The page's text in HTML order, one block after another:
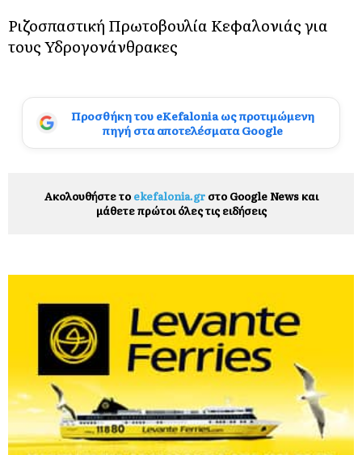
Ριζοσπαστική Πρωτοβουλία Κεφαλονιάς για
τους Υδρογονάνθρακες
Προσθήκη του eKefalonia ως προτιμώμενη
πηγή στα αποτελέσματα Google
Ακολουθήστε το ekefalonia.grστο Google News και
μάθετε πρώτοι όλες τις ειδήσεις